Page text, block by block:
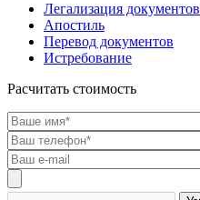
Легализация документов
Апостиль
Перевод документов
Истребование
Расчитать стоимость